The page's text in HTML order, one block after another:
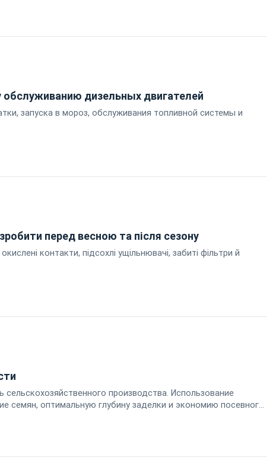
обслуживанию дизельных двигателей
запуска в мороз, обслуживания топливной системы и
перед весною та після сезону
контакти, підсохлі ущільнювачі, забиті фільтри й
производства. Использование
семян, оптимальную глубину заделки и экономию посевного